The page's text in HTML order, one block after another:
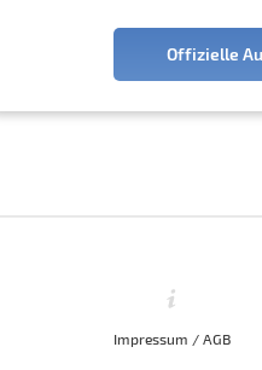
Offizielle
Impressum / AGB